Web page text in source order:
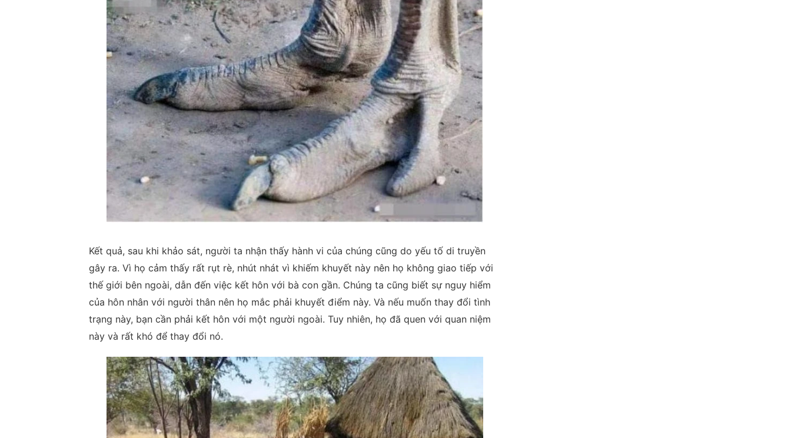
Kết quả, sau khi khảo sát, người ta nhận thấy hành vi của chúng cũng do yếu tố di truyền
gây ra. Vì họ cảm thấy rất rụt rè, nhút nhát vì khiếm khuyết này nên họ không giao tiếp với
thế giới bên ngoài, dẫn đến việc kết hôn với bà con gần. Chúng ta cũng biết sự nguy hiểm
của hôn nhân với người thân nên họ mắc phải khuyết điểm này. Và nếu muốn thay đổi tình
trạng này, bạn cần phải kết hôn với một người ngoài. Tuy nhiên, họ đã quen với quan niệm
này và rất khó để thay đổi nó.